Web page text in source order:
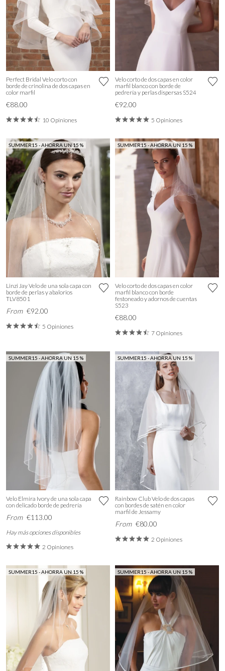
Perfect Bridal Velo corto con
borde de crinolina de dos capas en
color marfil
€88.00
10 Opiniones
Velo corto de dos capas en color
marfil blanco con borde de
pedrería y perlas dispersas S524
€92.00
5 Opiniones
SUMMER15 - AHORRA UN 15 %
Linzi Jay Velo de una sola capa con
borde de perlas y abalorios
TLV8501
From €92.00
5 Opiniones
SUMMER15 - AHORRA UN 15 %
Velo corto de dos capas en color
marfil blanco con borde
festoneado y adornos de cuentas
S523
€88.00
7 Opiniones
SUMMER15 - AHORRA UN 15 %
Velo Elmira Ivory de una sola capa
con delicado borde de pedrería
From €113.00
Hay más opciones disponibles
2 Opiniones
SUMMER15 - AHORRA UN 15 %
Rainbow Club Velo de dos capas
con bordes de satén en color
marfil de Jessamy
From €80.00
2 Opiniones
SUMMER15 - AHORRA UN 15 % SUMMER15 - AHORRA UN 15 %